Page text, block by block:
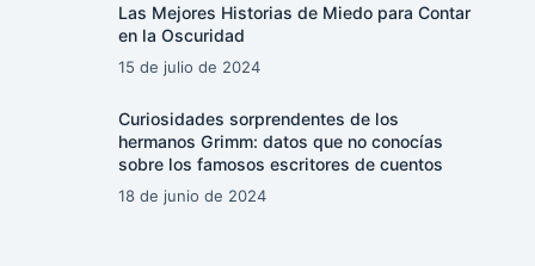
Las Mejores Historias de Miedo para Contar
en la Oscuridad
15 de julio de 2024
Curiosidades sorprendentes de los
hermanos Grimm: datos que no conocías
sobre los famosos escritores de cuentos
18 de junio de 2024